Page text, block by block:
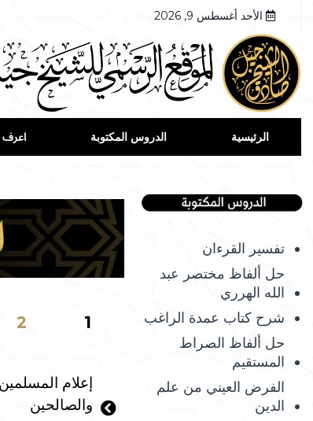
الأحد أغسطس 9, 2026
الرئيسية الدروس المكتوبة
تفسير القرءان
حل ألفاظ مختصر عبد
الله الهرري
شرح كتاب عمدة الراغب
حل ألفاظ الصراط
المستقيم
الفرض العيني من علم
الدين
1
2
إعلام
والصالحين